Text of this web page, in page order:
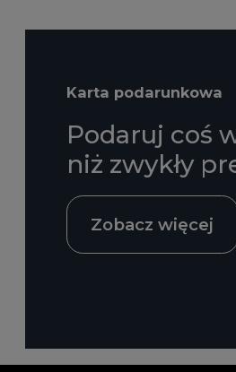
Karta podarunkowa
Podaruj coś
niż zwykły
Zobacz więcej